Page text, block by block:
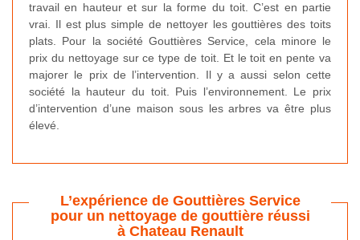
travail en hauteur et sur la forme du toit. C’est en partie
vrai. Il est plus simple de nettoyer les gouttières des toits
plats. Pour la société Gouttières Service, cela minore le
prix du nettoyage sur ce type de toit. Et le toit en pente va
majorer le prix de l’intervention. Il y a aussi selon cette
société la hauteur du toit. Puis l’environnement. Le prix
d’intervention d’une maison sous les arbres va être plus
élevé.
L’expérience de Gouttières Service
pour un nettoyage de gouttière réussi
à Chateau Renault